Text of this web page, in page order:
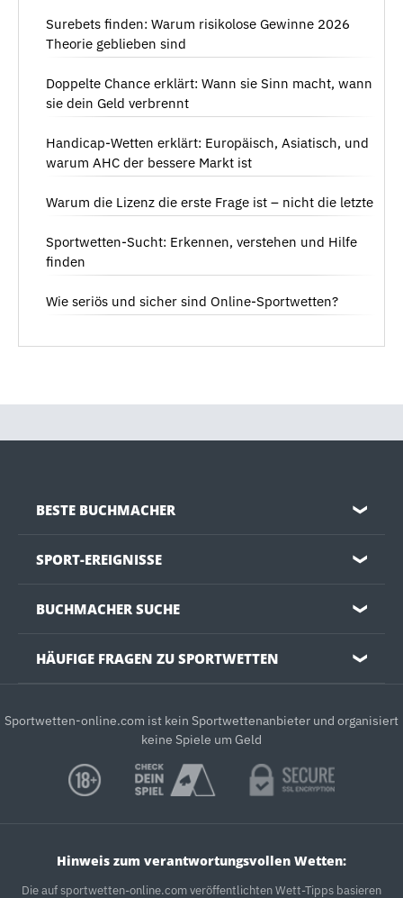
Surebets finden: Warum risikolose Gewinne 2026
Theorie geblieben sind
Doppelte Chance erklärt: Wann sie Sinn macht, wann
sie dein Geld verbrennt
Handicap-Wetten erklärt: Europäisch, Asiatisch, und
warum AHC der bessere Markt ist
Warum die Lizenz die erste Frage ist – nicht die letzte
Sportwetten-Sucht: Erkennen, verstehen und Hilfe
finden
Wie seriös und sicher sind Online-Sportwetten?
BESTE BUCHMACHER ❯
SPORT-EREIGNISSE ❯
BUCHMACHER SUCHE ❯
HÄUFIGE FRAGEN ZU SPORTWETTEN ❯
Sportwetten-online.com ist kein Sportwettenanbieter und organisiert
keine Spiele um Geld
Hinweis zum verantwortungsvollen Wetten:
Die auf sportwetten-online.com veröffentlichten Wett-Tipps basieren